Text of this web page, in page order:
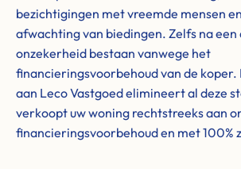
bezichtigingen met vreemde mensen
afwachting van biedingen. Zelfs na
onzekerheid bestaan vanwege het
financieringsvoorbehoud van de
aan Leco Vastgoed elimineert al deze
verkoopt uw woning rechtstreeks aan
financieringsvoorbehoud en met 100%